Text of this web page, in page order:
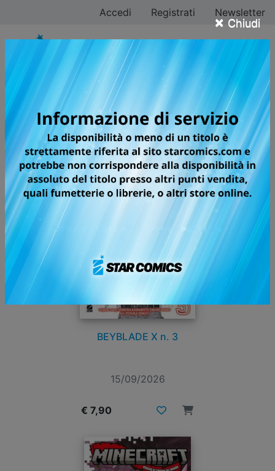
× Chiudi
Accedi Registrati Newsletter
Tutti i fumetti per la
testata KOEN
BEYBLADE X n. 3
15/09/2026
€ 7,90